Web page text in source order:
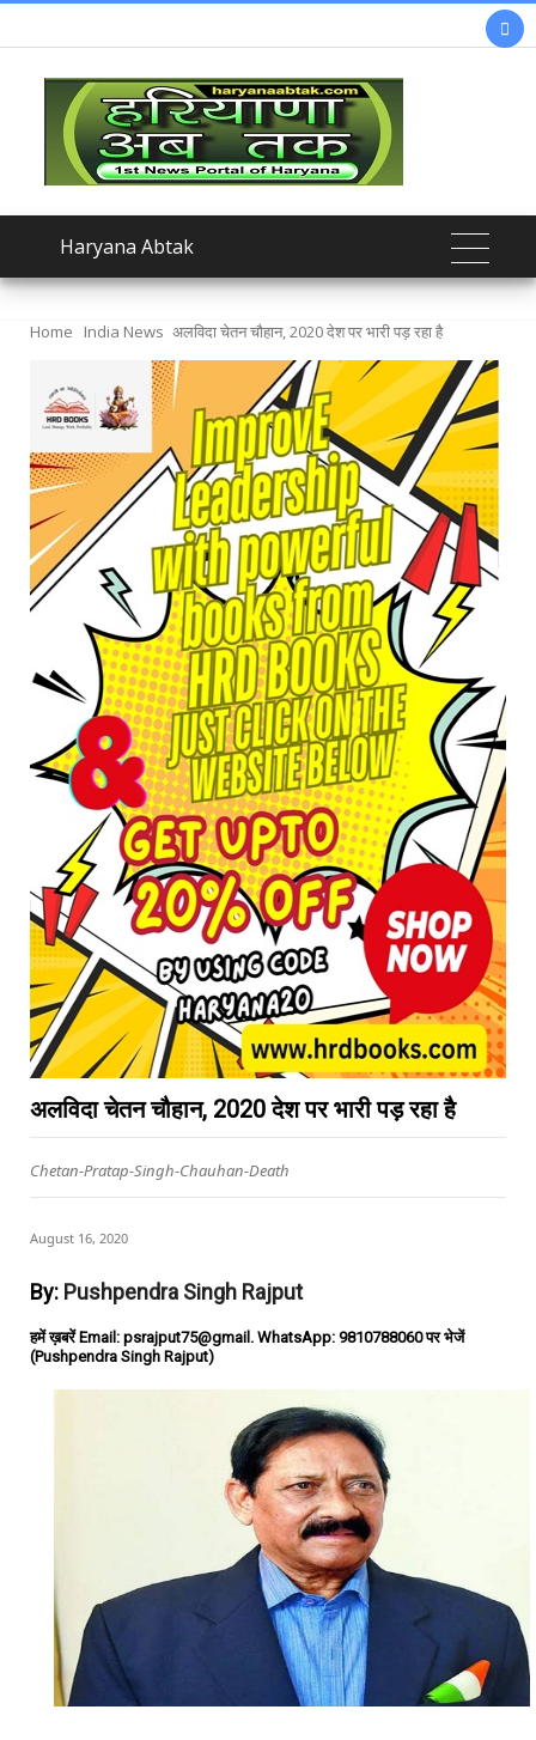

Haryana Abtak
Home India News अलविदा चेतन चौहान, 2020 देश पर भारी पड़ रहा है
अलविदा चेतन चौहान, 2020 देश पर भारी पड़ रहा है
Chetan-Pratap-Singh-Chauhan-Death
August 16, 2020
By: Pushpendra Singh Rajput
हमें ख़बरें Email: psrajput75@gmail. WhatsApp: 9810788060 पर भेजें
(Pushpendra Singh Rajput)